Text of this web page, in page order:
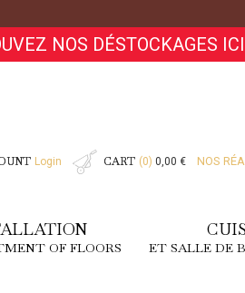
NOS DÉSTOCKAGES
Login CART (0) 0,00 € NOS
OF FLOORS ET SALLE DE